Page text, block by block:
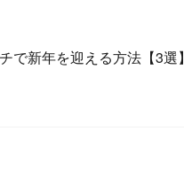
で新年を迎える方法【3選】